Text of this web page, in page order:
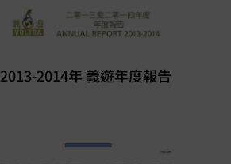
2013-2014年 義遊年度報告